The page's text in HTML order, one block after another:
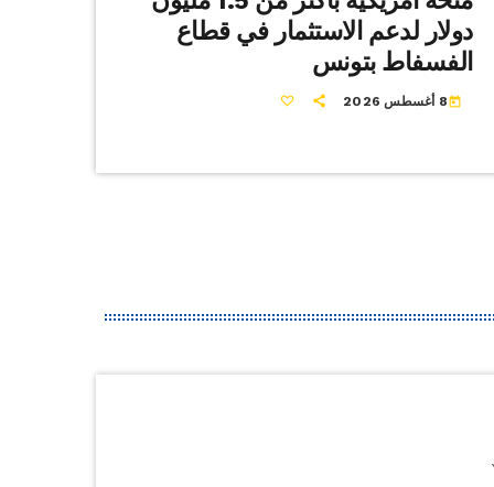
دولار لدعم الاستثمار في قطاع
الفسفاط بتونس
today8 أغسطس 2026